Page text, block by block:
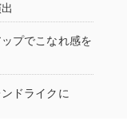
プでこなれ感を
ドライクに